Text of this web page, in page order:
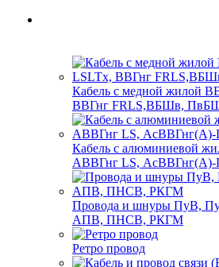
Кабель с медной жилой
ВВГнг FRLS,ВБШв,
Кабель с алюминиевой
АВВГнг LS,
Провода и шнуры ПуВ,
АПВ, ПНСВ, РКГМ
Ретро провод